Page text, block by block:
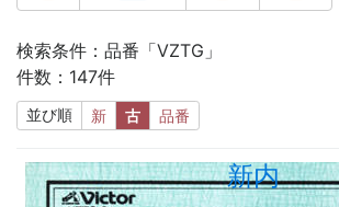
検索条件：品番「VZTG」
件数：147件
並び順 新 古 品番
新内